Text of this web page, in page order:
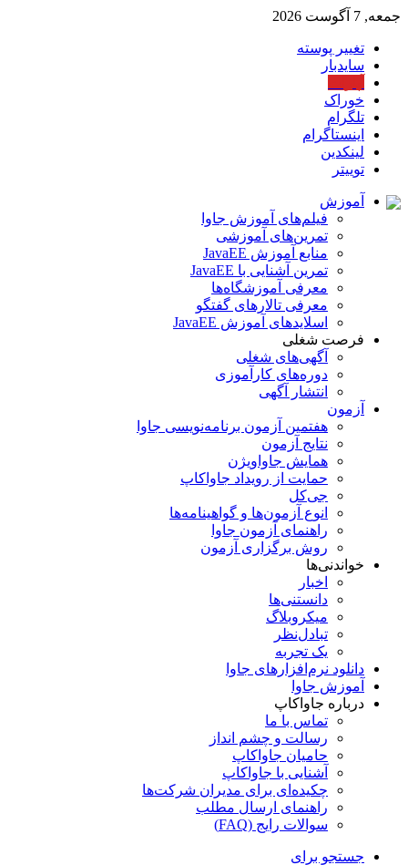
جمعه, 7 آگوست 2026
تغییر پوسته
سایدبار
خوراک
تلگرام
اینستاگرام
لینکدین
توییتر
آموزش
فیلم‌های آموزش جاوا
تمرین‌های آموزشی
منابع آموزش JavaEE
تمرین آشنایی با JavaEE
معرفی آموزشگاه‌ها
معرفی تالارهای گفتگو
اسلایدهای آموزش JavaEE
فرصت شغلی
آگهی‌های شغلی
دوره‌های کارآموزی
انتشار آگهی
آزمون
هفتمین آزمون برنامه‌نویسی جاوا
نتایج آزمون
همایش جاواویژن
حمایت از رویداد جاواکاپ
جی‌کل
انوع آزمون‌ها و گواهینامه‌ها
راهنمای آزمون جاوا
روش برگزاری آزمون
خواندنی‌ها
اخبار
دانستنی‌ها
میکروبلاگ
تبادل‌نظر
یک تجربه
دانلود نرم‌افزارهای جاوا
آموزش جاوا
درباره جاواکاپ
تماس با ما
رسالت و چشم انداز
حامیان جاواکاپ
آشنایی با جاواکاپ
چکیده‌ای برای مدیران شرکت‌ها
راهنمای ارسال مطلب
سوالات رایج (FAQ)
جستجو برای